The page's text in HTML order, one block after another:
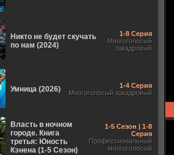
Никто не будет скучать
по нам (2024)
1-8 Серия
Многоголосый
закадровый
Умница (2026)
1-4 Серия
Многоголосый закадровый
Власть в ночном
городе. Книга
третья: Юность
Кэнена (1-5 Сезон)
1-5 Сезон | 1-8
Серия
Профессиональный
многоголосый